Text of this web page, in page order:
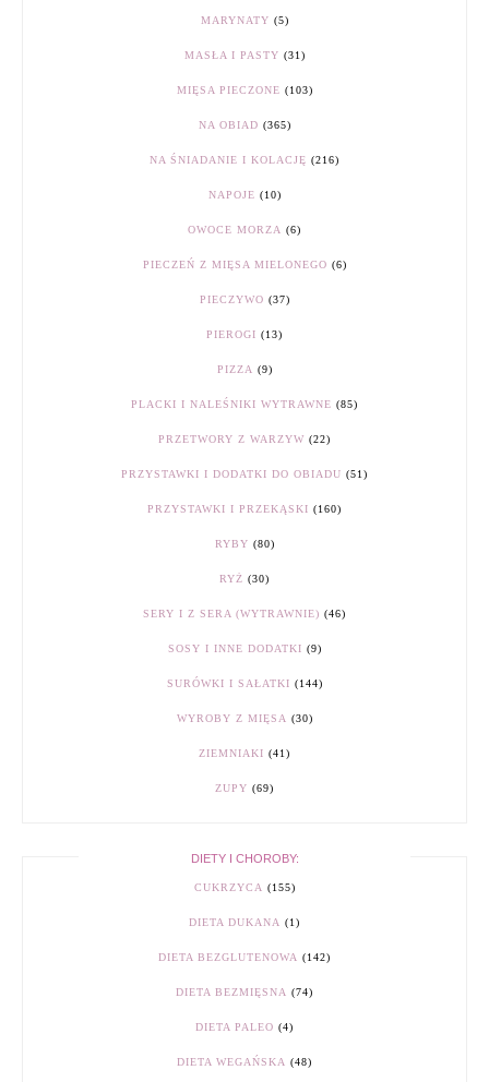
MARYNATY (5)
MASŁA I PASTY (31)
MIĘSA PIECZONE (103)
NA OBIAD (365)
NA ŚNIADANIE I KOLACJĘ (216)
NAPOJE (10)
OWOCE MORZA (6)
PIECZEŃ Z MIĘSA MIELONEGO (6)
PIECZYWO (37)
PIEROGI (13)
PIZZA (9)
PLACKI I NALEŚNIKI WYTRAWNE (85)
PRZETWORY Z WARZYW (22)
PRZYSTAWKI I DODATKI DO OBIADU (51)
PRZYSTAWKI I PRZEKĄSKI (160)
RYBY (80)
RYŻ (30)
SERY I Z SERA (WYTRAWNIE) (46)
SOSY I INNE DODATKI (9)
SURÓWKI I SAŁATKI (144)
WYROBY Z MIĘSA (30)
ZIEMNIAKI (41)
ZUPY (69)
DIETY I CHOROBY:
CUKRZYCA (155)
DIETA DUKANA (1)
DIETA BEZGLUTENOWA (142)
DIETA BEZMIĘSNA (74)
DIETA PALEO (4)
DIETA WEGAŃSKA (48)